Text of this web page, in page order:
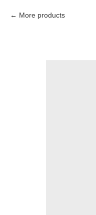
More products